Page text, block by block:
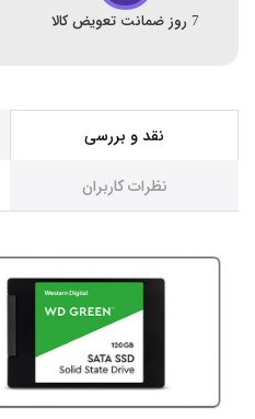
7 روز ضمانت تعویض کالا
نقد و بررسی
نظرات کاربران